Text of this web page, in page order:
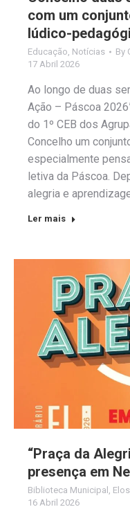
com um
lúdico-
Educação, Notícias By
17 Abril 2026
Ao longo de duas
Ação – Páscoa
do 1º CEB dos
Concelho um
especialmente
letiva da Páscoa.
alegria e
Ler mais
“Praça da
presença em
Biblioteca Municipal Elos
16 Abril 2026